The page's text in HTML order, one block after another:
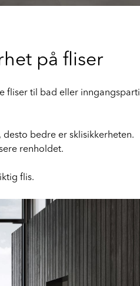
på fliser
fliser til bad eller inngangsparti
bedre er sklisikkerheten.
renholdet.
flis.